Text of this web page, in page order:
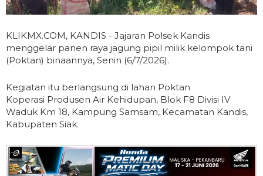
KLIKMX.COM, KANDIS - Jajaran Polsek Kandis
menggelar panen raya jagung pipil milik kelompok tani
(Poktan) binaannya, Senin (6/7/2026).
Kegiatan itu berlangsung di lahan Poktan
Koperasi Produsen Air Kehidupan, Blok F8 Divisi IV
Waduk Km 18, Kampung Samsam, Kecamatan Kandis,
Kabupaten Siak.